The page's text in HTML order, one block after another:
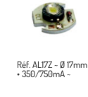
Réf. AL17Z ~ Ø 17mm
• 350/750mA ~